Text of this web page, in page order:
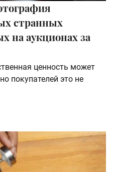
странных
на аукционах за
ценность может
покупателей это не